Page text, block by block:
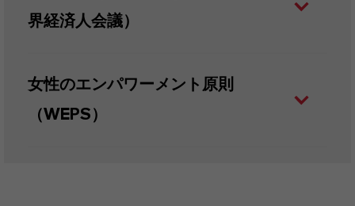
界経済人会議）
女性のエンパワーメント原則
（WEPS）